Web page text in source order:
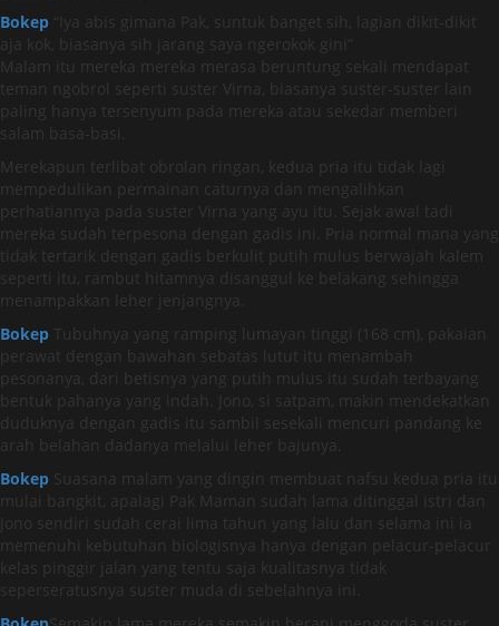
Bokep “Iya abis gimana Pak, suntuk banget sih, lagian dikit-dikit
aja kok, biasanya sih jarang saya ngerokok gini”
Malam itu mereka mereka merasa beruntung sekali mendapat
teman ngobrol seperti suster Virna, biasanya suster-suster lain
paling hanya tersenyum pada mereka atau sekedar memberi
salam basa-basi.
Merekapun terlibat obrolan ringan, kedua pria itu tidak lagi
mempedulikan permainan caturnya dan mengalihkan
perhatiannya pada suster Virna yang ayu itu. Sejak awal tadi
mereka sudah terpesona dengan gadis ini. Pria normal mana yang
tidak tertarik dengan gadis berkulit putih mulus berwajah kalem
seperti itu, rambut hitamnya disanggul ke belakang sehingga
menampakkan leher jenjangnya.
Bokep Tubuhnya yang ramping lumayan tinggi (168 cm), pakaian
perawat dengan bawahan sebatas lutut itu menambah
pesonanya, dari betisnya yang putih mulus itu sudah terbayang
bentuk pahanya yang indah. Jono, si satpam, makin mendekatkan
duduknya dengan gadis itu sambil sesekali mencuri pandang ke
arah belahan dadanya melalui leher bajunya.
Bokep Suasana malam yang dingin membuat nafsu kedua pria itu
mulai bangkit, apalagi Pak Maman sudah lama ditinggal istri dan
Jono sendiri sudah cerai lima tahun yang lalu dan selama ini ia
memenuhi kebutuhan biologisnya hanya dengan pelacur-pelacur
kelas pinggir jalan yang tentu saja kualitasnya tidak
seperseratusnya suster muda di sebelahnya ini.